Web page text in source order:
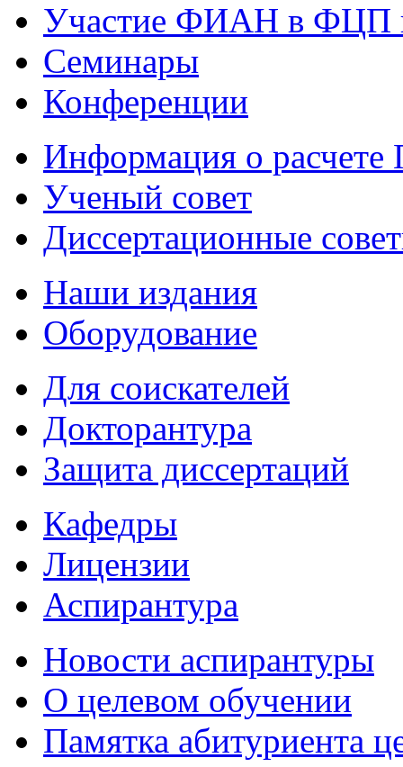
Участие ФИАН в ФЦП
Семинары
Конференции
Информация о
Ученый совет
Диссертационные
Наши издания
Оборудование
Для соискателей
Докторантура
Защита диссертаций
Кафедры
Лицензии
Аспирантура
Новости аспирантуры
О целевом обучении
Памятка абитуриента